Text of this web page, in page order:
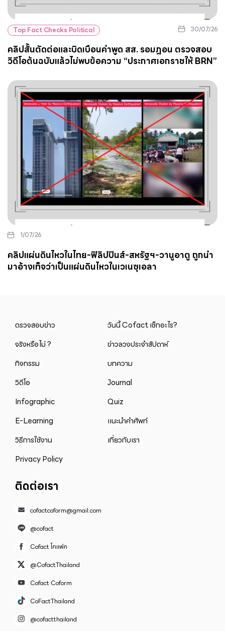
Top Fact Checks Political 30/07/26
คลิปสั้นตัดต่อและบิดเบือนคำพูด สส. รอมฎอน ตรวจสอบ
วิดีโอต้นฉบับแล้วไม่พบข้อความ “ประกาศเอกราชให้ BRN”
1/07/26
คลิปแผ่นดินไหวในไทย-ฟิลิปปินส์-สหรัฐฯ-วานูอาตู ถูกนำ
มาอ้างเท็จว่าเป็นแผ่นดินไหวในเวเนซุเอลา
ตรวจสอบข่าว
วันนี้ Cofact เช็กอะไร?
จริงหรือไม่ ?
ข่าวลวงประจำสัปดาห์
กิจกรรม
บทความ
วิดีโอ
Journal
Infographic
Quiz
E-Learning
แนะนำคำศัพท์
วิธีการใช้งาน
เกี่ยวกับเรา
Privacy Policy
ติดต่อเรา
cofactcoform@gmail.com
@cofact
Cofact โคแฟค
@CofactThailand
Cofact Coform
CoFactThailand
@cofactthailand